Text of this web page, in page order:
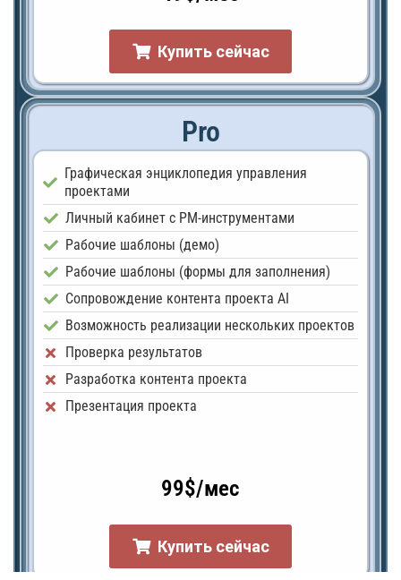
Купить сейчас
Pro
Графическая энциклопедия управления
проектами
Личный кабинет с PM-инструментами
Рабочие шаблоны (демо)
Рабочие шаблоны (формы для заполнения)
Сопровождение контента проекта AI
Возможность реализации нескольких проектов
Проверка результатов
Разработка контента проекта
Презентация проекта
99$/мес
Купить сейчас